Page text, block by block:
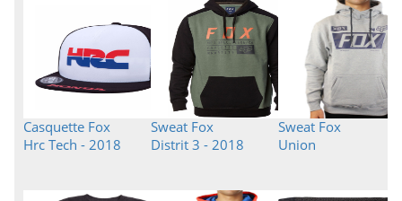
Casquette Fox
Hrc Tech - 2018
Sweat Fox
Distrit 3 - 2018
Sweat Fox
Union